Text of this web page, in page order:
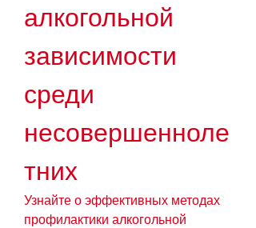
алкогольной
зависимости
среди
несовершенноле
тних
Узнайте о эффективных методах
профилактики алкогольной